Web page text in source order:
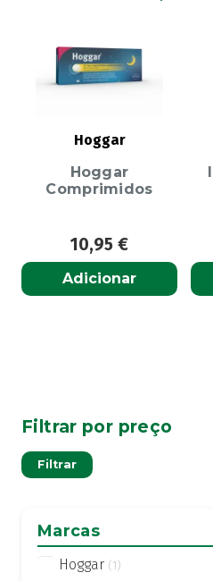
Hoggar
Hoggar
Comprimidos
10,95 €
Adicionar
Filtrar por preço
Filtrar
Marcas
Hoggar (1)